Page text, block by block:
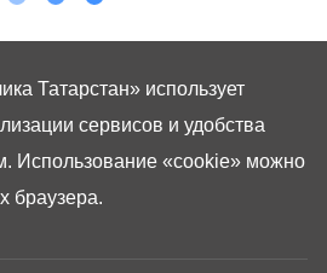
Татарстан» использует
сервисов и удобства
Использование «cookie» можно
браузера.